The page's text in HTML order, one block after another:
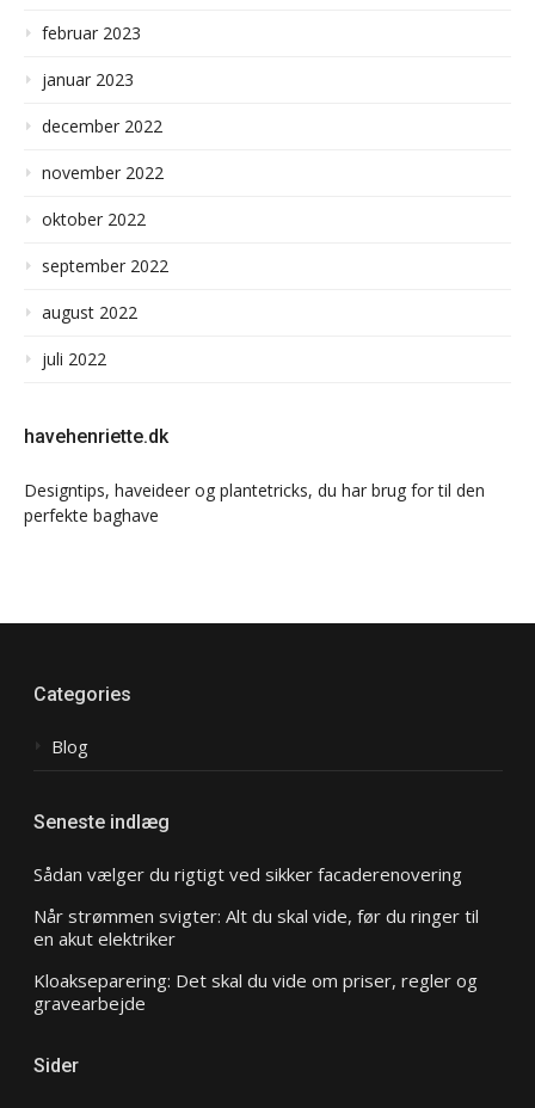
februar 2023
januar 2023
december 2022
november 2022
oktober 2022
september 2022
august 2022
juli 2022
havehenriette.dk
Designtips, haveideer og plantetricks, du har brug for til den
perfekte baghave
Categories
Blog
Seneste indlæg
Sådan vælger du rigtigt ved sikker facaderenovering
Når strømmen svigter: Alt du skal vide, før du ringer til
en akut elektriker
Kloakseparering: Det skal du vide om priser, regler og
gravearbejde
Sider